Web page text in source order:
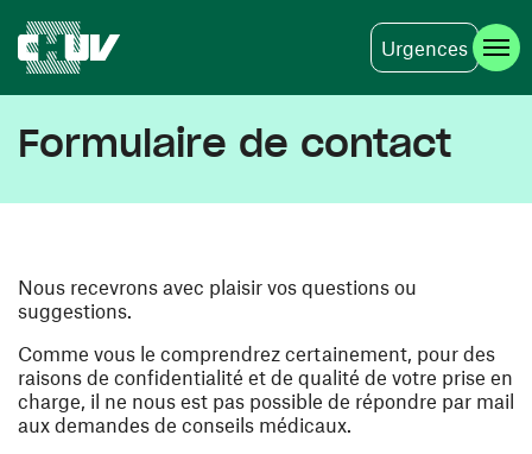
Urgences
Formulaire de contact
Nous recevrons avec plaisir vos questions ou
suggestions.
Comme vous le comprendrez certainement, pour des
raisons de confidentialité et de qualité de votre prise en
charge, il ne nous est pas possible de répondre par mail
aux demandes de conseils médicaux.